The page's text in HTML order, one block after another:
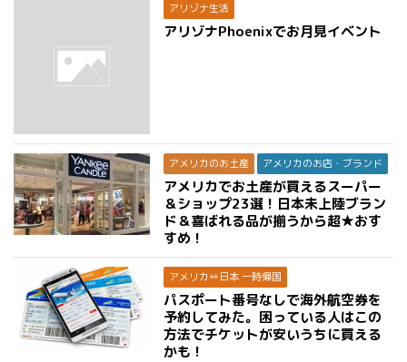
アリゾナ生活
アリゾナPhoenixでお月見イベント
アメリカのお土産 アメリカのお店・ブランド
アメリカでお土産が買えるスーパー
＆ショップ23選！日本未上陸ブラン
ド＆喜ばれる品が揃うから超★おす
すめ！
アメリカ⇔日本 一時帰国
パスポート番号なしで海外航空券を
予約してみた。困っている人はこの
方法でチケットが安いうちに買える
かも！